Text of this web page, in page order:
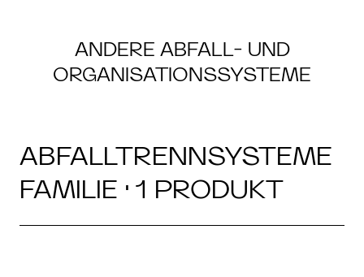
ANDERE ABFALL- UND
ORGANISATIONSSYSTEME
ABFALLTRENNSYSTEME
FAMILIE · 1 PRODUKT